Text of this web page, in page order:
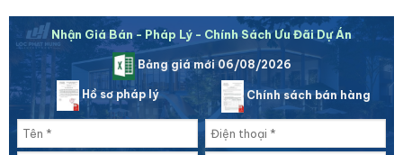
Nhận Giá Bán - Pháp Lý - Chính Sách Ưu Đãi Dự Án
Bảng giá mới 06/08/2026
Hồ sơ pháp lý Chính sách bán hàng